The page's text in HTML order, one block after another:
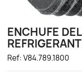
ENCHUFE
Ref: V84.789.1800